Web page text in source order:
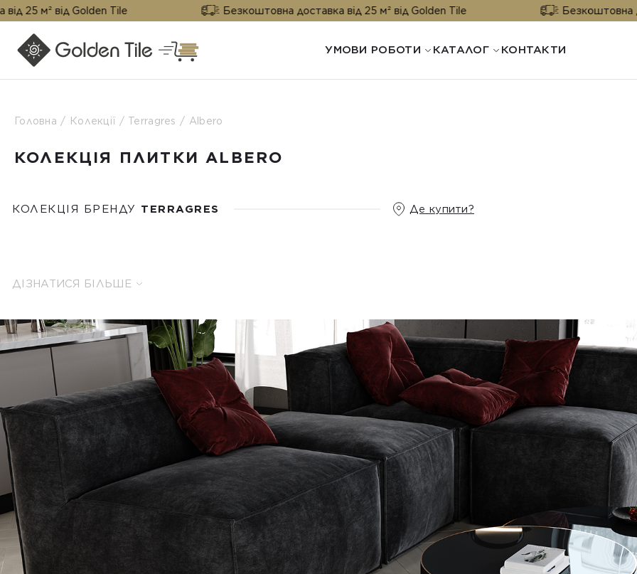
Golden Tile Безкоштовна доставка від 25 м² від Golden Tile Безкоштовна доставка
УМОВИ РОБОТИ КАТАЛОГ КОНТАКТИ
Головна Колекції Terragres Albero
КОЛЕКЦІЯ ПЛИТКИ ALBERO
КОЛЕКЦІЯ БРЕНДУ TERRAGRES Де купити?
ДІЗНАТИСЯ БІЛЬШЕ